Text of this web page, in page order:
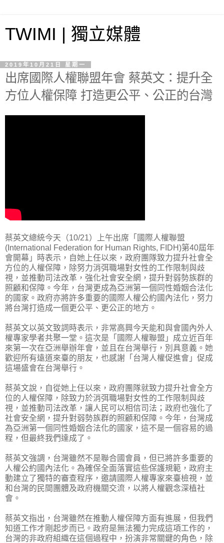
TWIMI | 獨立媒體
2019年10月21日 星期一
出席國際人權聯盟年會 蔡英文：提升全
方位人權保障 打造更公平、公正的台灣
蔡英文總統今天（10/21）上午出席「國際人權聯盟
(International Federation for Human Rights, FIDH)第40屆年
會開幕」時表示，自她上任以來，政府團隊致力提升社會全
方位的人權保障，除努力消弭職場對女性的工作限制與歧
視，並推動司法改革，強化社會安全網，提升對弱勢族群的
照顧和保障。今年，台灣更成為亞洲第一個同性婚姻合法化
的國家。政府亦將許多重要的國際人權公約國內法化，努力
將台灣打造成一個更公平、更公正的地方。
蔡英文以英文致詞時表示，非常高興今天能和與會國內外人
權專家學者共聚一堂。這次是「國際人權聯盟」成立近百年
來第一次在亞洲舉辦年會，並且在台灣舉行，別具意義。她
歡迎所有遠道來臺的朋友，也感謝「台灣人權促進會」促成
這場盛會在台灣舉行。
蔡英文說，自從她上任以來，政府團隊就致力提升社會全方
位的人權保障，除致力於消弭職場對女性的工作限制與歧
視，並推動司法改革，讓人民可以相信司法；政府也強化了
社會安全網，提升對弱勢族群的照顧和保障。今年，台灣成
為亞洲第一個同性婚姻合法化的國家，這不是一個容易的過
程，但最終我們達成了。
蔡英文強調，台灣雖然不是聯合國會員，但已將許多重要的
人權公約國內法化。為確保全面落實這些保護規範，政府主
動建立了獨特的審查程序，邀請國際人權專家來臺檢視，並
和台灣的民間團體及政府機關交流，以將人權觀念深植社
會。
蔡英文指出，台灣雖然在推動人權保障方面有進展，但我們
知道工作才剛起步而已。政府是無法獨力完成這項工作的，
台灣的非政府組織在這個過程中，扮演非常關鍵的角色，除